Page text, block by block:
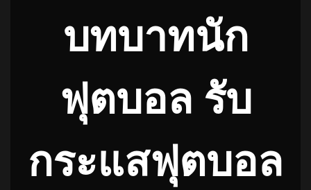
บทบาทนัก
ฟุตบอล รับ
กระแสฟุตบอล